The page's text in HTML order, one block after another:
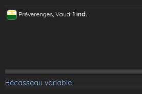
Préverenges, Vaud: 1 ind.
Bécasseau variable